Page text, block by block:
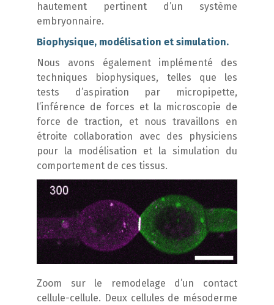
hautement pertinent d’un système
embryonnaire.
Biophysique, modélisation et simulation.
Nous avons également implémenté des
techniques biophysiques, telles que les
tests d’aspiration par micropipette,
l’inférence de forces et la microscopie de
force de traction, et nous travaillons en
étroite collaboration avec des physiciens
pour la modélisation et la simulation du
comportement de ces tissus.
Zoom sur le remodelage d’un contact
cellule-cellule. Deux cellules de mésoderme